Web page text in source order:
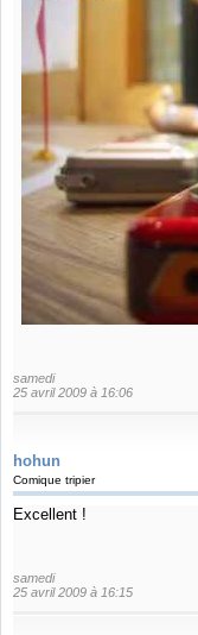
samedi
25 avril 2009 à 16:06
hohun
Comique tripier
Excellent !
samedi
25 avril 2009 à 16:15